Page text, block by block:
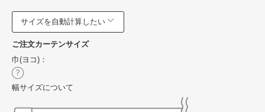
サイズを自動計算したい
ご注文カーテンサイズ
巾(ヨコ)：
幅サイズについて